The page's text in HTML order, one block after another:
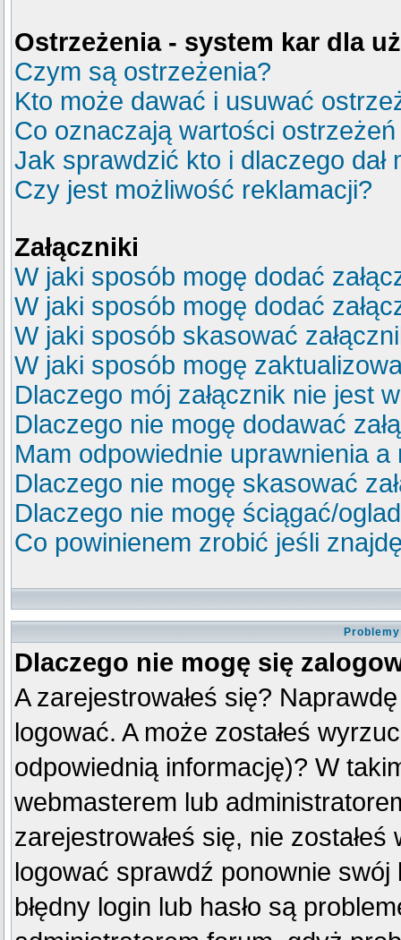
Ostrzeżenia - system kar dla
Czym są ostrzeżenia?
Kto może dawać i usuwać
Co oznaczają wartości
Jak sprawdzić kto i dlaczego dał
Czy jest możliwość reklamacji?
Załączniki
W jaki sposób mogę dodać
W jaki sposób mogę dodać
W jaki sposób skasować
W jaki sposób mogę
Dlaczego mój załącznik nie jest
Dlaczego nie mogę dodawać
Mam odpowiednie uprawnienia
Dlaczego nie mogę skasować
Dlaczego nie mogę ściągać/
Co powinienem zrobić jeśli
Dlaczego nie mogę się
A zarejestrowałeś się?
logować. A może zostałeś
odpowiednią informację)? W
webmasterem lub
zarejestrowałeś się, nie
logować sprawdź ponownie swój
błędny login lub hasło są